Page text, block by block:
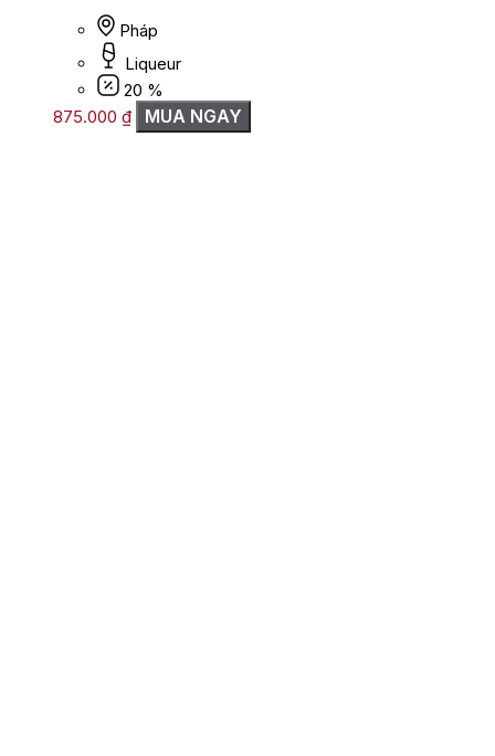
Pháp
Liqueur
20 %
875.000 ₫ MUA NGAY